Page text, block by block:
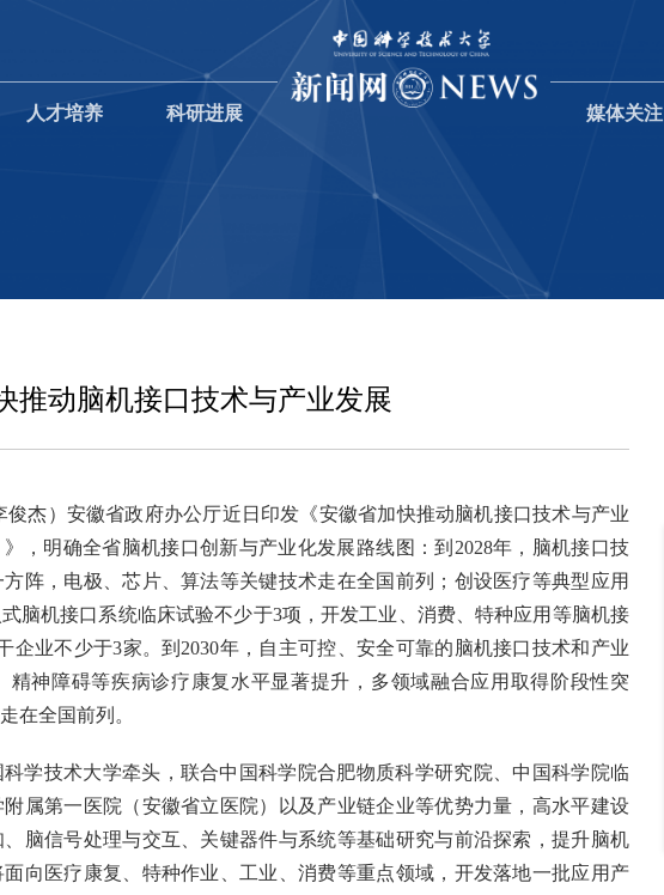
人才培养 科研进展 媒体关注
推动脑机接口技术与产业发展
俊杰）安徽省政府办公厅近日印发《安徽省加快推动脑机接口技术与产业
，明确全省脑机接口创新与产业化发展路线图：到2028年，脑机接口技
阵，电极、芯片、算法等关键技术走在全国前列；创设医疗等典型应用
脑机接口系统临床试验不少于3项，开发工业、消费、特种应用等脑机接
企业不少于3家。到2030年，自主可控、安全可靠的脑机接口技术和产业
精神障碍等疾病诊疗康复水平显著提升，多领域融合应用取得阶段性突
在全国前列。
学技术大学牵头，联合中国科学院合肥物质科学研究院、中国科学院临
属第一医院（安徽省立医院）以及产业链企业等优势力量，高水平建设
脑信号处理与交互、关键器件与系统等基础研究与前沿探索，提升脑机
向医疗康复、特种作业、工业、消费等重点领域，开发落地一批应用产